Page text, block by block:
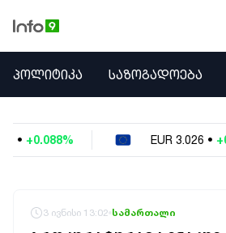
ᲞᲝᲚᲘᲢᲘᲙᲐ
ᲔᲙᲝᲜᲝᲛᲘᲙᲐ
ᲣᲪᲮᲝᲔᲗᲘ
ᲞᲝᲚᲘᲢᲘᲙᲐ ᲡᲐᲖᲝᲒᲐᲓᲝᲔᲑᲐ
EUR 3.026 +0.135%
3 ივნისი 13:02 სამართალი